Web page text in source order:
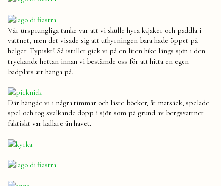
Vår ursprungliga tanke var att vi skulle hyra kajaker och paddla i
vattnet, men det visade sig att uthyrningen bara hade öppet på
helger. Typiskt! Så istället gick vi på en liten hike längs sjön i den
tryckande hettan innan vi bestämde oss för att hitta en egen
badplats att hänga på.
Där hängde vi i några timmar och läste böcker, åt matsäck, spelade
spel och tog svalkande dopp i sjön som på grund av bergsvattnet
faktiskt var kallare än havet.